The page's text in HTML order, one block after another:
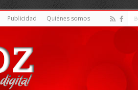
Publicidad Quiénes somos